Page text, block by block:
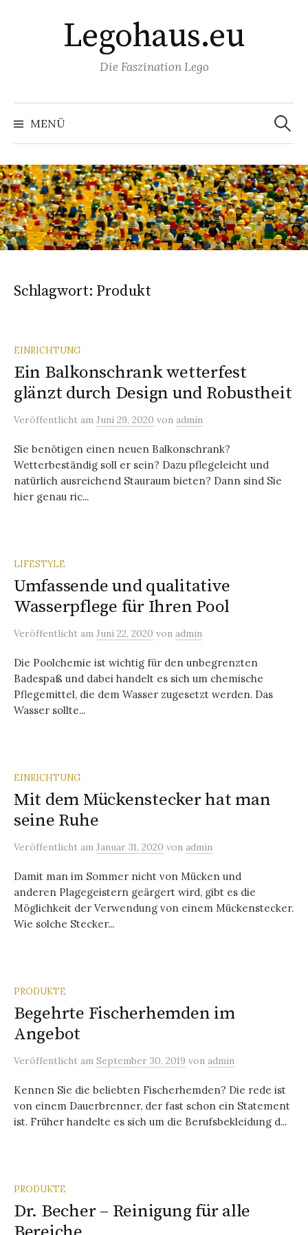
Legohaus.eu
Die Faszination Lego
MENÜ
Suchen
nach:
Schlagwort: Produkt
EINRICHTUNG
Ein Balkonschrank wetterfest
glänzt durch Design und Robustheit
Veröffentlicht am Juni 29, 2020 von admin
Sie benötigen einen neuen Balkonschrank?
Wetterbeständig soll er sein? Dazu pflegeleicht und
natürlich ausreichend Stauraum bieten? Dann sind Sie
hier genau ric...
LIFESTYLE
Umfassende und qualitative
Wasserpflege für Ihren Pool
Veröffentlicht am Juni 22, 2020 von admin
Die Poolchemie ist wichtig für den unbegrenzten
Badespaß und dabei handelt es sich um chemische
Pflegemittel, die dem Wasser zugesetzt werden. Das
Wasser sollte...
EINRICHTUNG
Mit dem Mückenstecker hat man
seine Ruhe
Veröffentlicht am Januar 31, 2020 von admin
Damit man im Sommer nicht von Mücken und
anderen Plagegeistern geärgert wird, gibt es die
Möglichkeit der Verwendung von einem Mückenstecker.
Wie solche Stecker...
PRODUKTE
Begehrte Fischerhemden im
Angebot
Veröffentlicht am September 30, 2019 von admin
Kennen Sie die beliebten Fischerhemden? Die rede ist
von einem Dauerbrenner, der fast schon ein Statement
ist. Früher handelte es sich um die Berufsbekleidung d...
PRODUKTE
Dr. Becher – Reinigung für alle